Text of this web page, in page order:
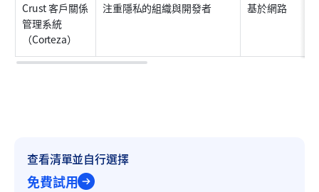
Crust 客戶關係
管理系統
（Corteza）
注重隱私的組織與開發者 基於網路
查看清單並自行選擇
免費試用